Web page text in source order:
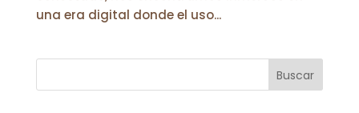
una era digital donde el uso...